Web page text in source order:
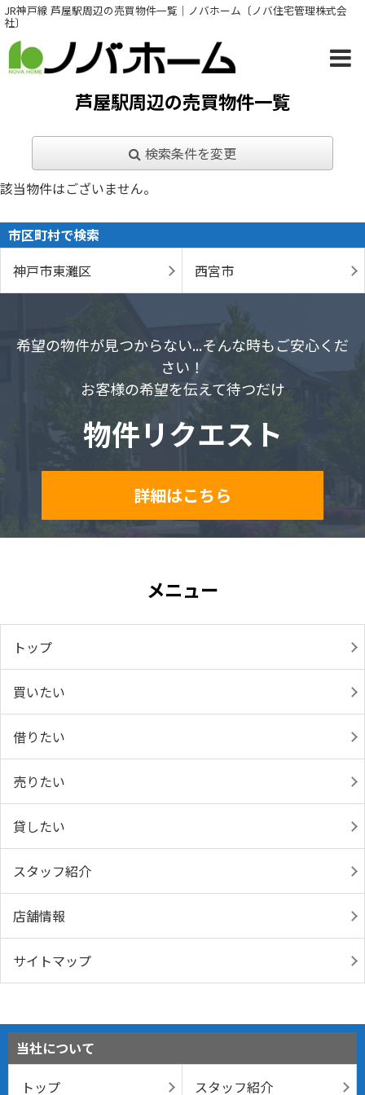
JR神戸線 芦屋駅周辺の売買物件一覧｜ノバホーム〔ノバ住宅管理株式会
社〕
芦屋駅周辺の売買物件一覧
検索条件を変更
該当物件はございません。
市区町村で検索
神戸市東灘区
西宮市
希望の物件が見つからない...そんな時もご安心くだ
さい！
お客様の希望を伝えて待つだけ
物件リクエスト
詳細はこちら
メニュー
トップ
買いたい
借りたい
売りたい
貸したい
スタッフ紹介
店舗情報
サイトマップ
当社について
トップ
スタッフ紹介